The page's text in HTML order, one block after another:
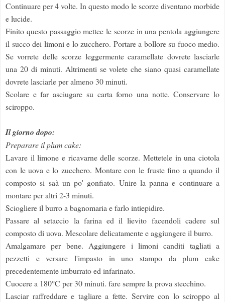
Continuare per 4 volte. In questo modo le scorze diventano morbide
e lucide.
Finito questo passaggio mettee le scorze in una pentola aggiungere
il succo dei limoni e lo zucchero. Portare a bollore su fuoco medio.
Se vorrete delle scorze leggermente caramellate dovrete lasciarle
una 20 di minuti. Altrimenti se volete che siano quasi caramellate
dovrete lasciarle per almeno 30 minuti.
Scolare e far asciugare su carta forno una notte. Conservare lo
sciroppo.
Il giorno dopo:
Preparare il plum cake:
Lavare il limone e ricavarne delle scorze. Mettetele in una ciotola
con le uova e lo zucchero. Montare con le fruste fino a quando il
composto si saà un po' gonfiato. Unire la panna e continuare a
montare per altri 2-3 minuti.
Sciogliere il burro a bagnomaria e farlo intiepidire.
Passare al setaccio la farina ed il lievito facendoli cadere sul
composto di uova. Mescolare delicatamente e aggiungere il burro.
Amalgamare per bene. Aggiungere i limoni canditi tagliati a
pezzetti e versare l'impasto in uno stampo da plum cake
precedentemente imburrato ed infarinato.
Cuocere a 180°C per 30 minuti. fare sempre la prova stecchino.
Lasciar raffreddare e tagliare a fette. Servire con lo sciroppo al